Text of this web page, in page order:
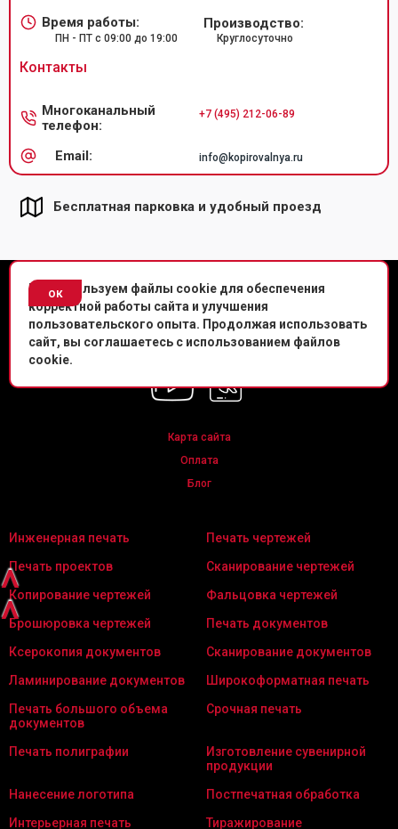
Время работы:
ПН - ПТ с 09:00 до 19:00
Производство:
Круглосуточно
Контакты
Многоканальный
телефон:
+7 (495) 212-06-89
Email: info@kopirovalnya.ru
Бесплатная парковка и удобный проезд
ок
Мы используем файлы cookie для обеспечения
корректной работы сайта и улучшения
пользовательского опыта. Продолжая использовать
сайт, вы соглашаетесь с использованием файлов
cookie.
^
^
© Копировальный центр «Копировальня» 2013-
Политика конфиденциальности
Мы в соц. сетях
Карта сайта
Оплата
Блог
Инженерная печать
Печать чертежей
Печать проектов
Сканирование чертежей
Копирование чертежей
Фальцовка чертежей
Брошюровка чертежей
Печать документов
Ксерокопия документов
Сканирование документов
Ламинирование документов
Широкоформатная печать
Печать большого объема
документов
Срочная печать
Печать полиграфии
Изготовление сувенирной
продукции
Нанесение логотипа
Постпечатная обработка
Интерьерная печать
Тиражирование